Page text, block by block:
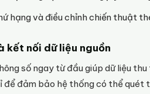
hạng và điều chỉnh chiến thuật
kết nối dữ liệu nguồn
số ngay từ đầu giúp dữ liệu
để đảm bảo hệ thống có thể